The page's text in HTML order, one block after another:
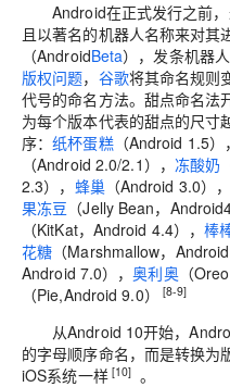
Android在正式发行之前
且以著名的机器人名称来对其
（AndroidBeta），发条机器
版权问题， 谷歌将其命名规则
代号的命名方法。甜点命名法
为每个版本代表的甜点的尺寸
序：纸杯蛋糕（Android 1.5）
（Android 2.0/2.1）， 冻酸奶
2.3）， 蜂巢（Android 3.0）
果冻豆 （Jelly Bean，
（KitKat，Android 4.4），棒
花糖 （Marshmallow，Android
Android 7.0），奥利奥（
（Pie,Android 9.0）
[8-9]
从Android 10开始，
的字母顺序命名，而是转换为
iOS系统一样 [10] 。